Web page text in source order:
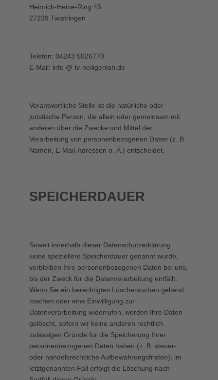
Heinrich-Heine-Ring 45
27239 Twistringen
Telefon: 04243 5026770
E-Mail: info @ tv-heiligenloh.de
Verantwortliche Stelle ist die natürliche oder
juristische Person, die allein oder gemeinsam mit
anderen über die Zwecke und Mittel der
Verarbeitung von personenbezogenen Daten (z. B.
Namen, E-Mail-Adressen o. Ä.) entscheidet.
SPEICHERDAUER
Soweit innerhalb dieser Datenschutzerklärung
keine speziellere Speicherdauer genannt wurde,
verbleiben Ihre personenbezogenen Daten bei uns,
bis der Zweck für die Datenverarbeitung entfällt.
Wenn Sie ein berechtigtes Löschersuchen geltend
machen oder eine Einwilligung zur
Datenverarbeitung widerrufen, werden Ihre Daten
gelöscht, sofern wir keine anderen rechtlich
zulässigen Gründe für die Speicherung Ihrer
personenbezogenen Daten haben (z. B. steuer-
oder handelsrechtliche Aufbewahrungsfristen); im
letztgenannten Fall erfolgt die Löschung nach